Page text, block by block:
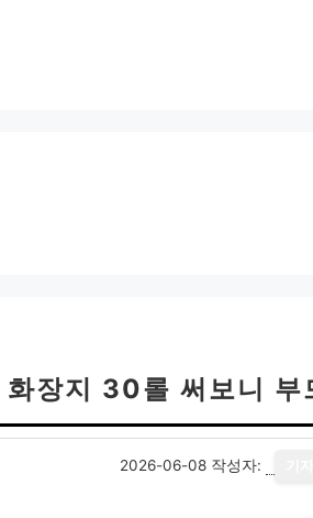
화장지 30롤 써보니 부
2026-06-08 작성자: